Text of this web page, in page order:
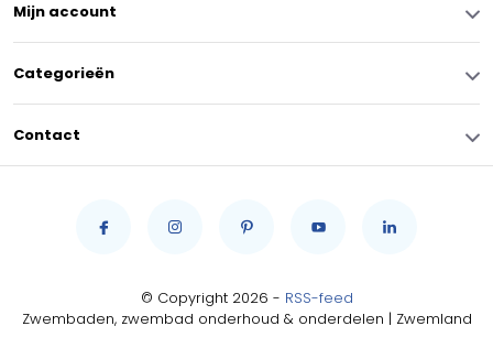
Mijn account
Categorieën
Contact
© Copyright 2026 - RSS-feed
Zwembaden, zwembad onderhoud & onderdelen | Zwemland